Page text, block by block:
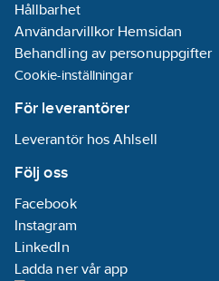
Hållbarhet
Användarvillkor Hemsidan
Behandling av personuppgifter
Cookie-inställningar
För leverantörer
Leverantör hos Ahlsell
Följ oss
Facebook
Instagram
LinkedIn
Ladda ner vår app